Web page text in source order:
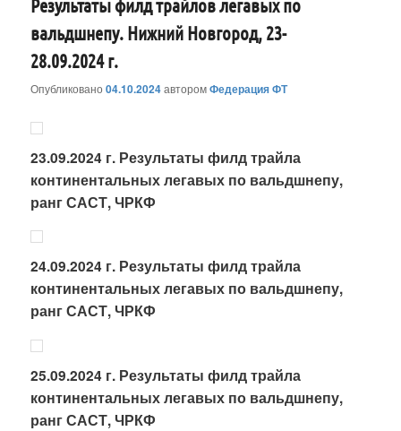
Результаты филд трайлов легавых по
вальдшнепу. Нижний Новгород, 23-
28.09.2024 г.
Опубликовано04.10.2024авторомФедерация ФТ
23.09.2024 г. Результаты филд трайла
континентальных легавых по вальдшнепу,
ранг САСТ, ЧРКФ
24.09.2024 г. Результаты филд трайла
континентальных легавых по вальдшнепу,
ранг САСТ, ЧРКФ
25.09.2024 г. Результаты филд трайла
континентальных легавых по вальдшнепу,
ранг САСТ, ЧРКФ